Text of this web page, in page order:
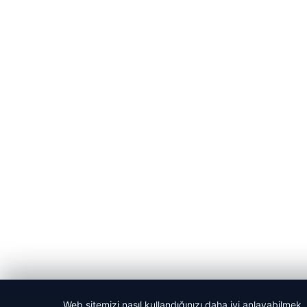
Web sitemizi nasıl kullandığınızı daha iyi